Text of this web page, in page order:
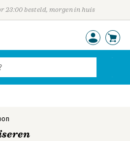
23:00 besteld, morgen in huis